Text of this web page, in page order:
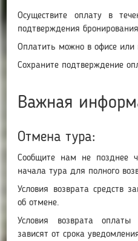
Осуществите оплату в
подтверждения
Оплатить можно в офисе или
Сохраните подтверждение
Важная
Отмена тура:
Сообщите нам не позднее
начала тура для полного
Условия возврата средств
об отмене.
Условия возврата
зависят от срока